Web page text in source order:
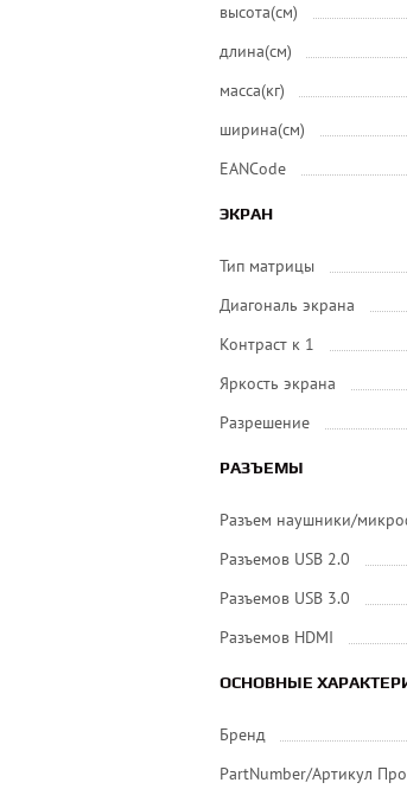
высота(см)
длина(см)
масса(кг)
ширина(см)
EANCode
ЭКРАН
Тип матрицы
Диагональ экрана
Контраст к 1
Яркость экрана
Разрешение
РАЗЪЕМЫ
Разъем наушники/
Разъемов USB 2.0
Разъемов USB 3.0
Разъемов HDMI
ОСНОВНЫЕ
Бренд
PartNumber/Артикул